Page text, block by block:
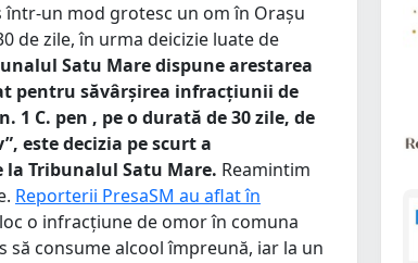
într-un mod grotesc un om în Orașu
de zile, în urma deicizie luate de
Satu Mare dispune arestarea
pentru săvârşirea infracţiunii de
1 C. pen , pe o durată de 30 zile, de
este decizia pe scurt a
Tribunalul Satu Mare. Reamintim
Reporterii PresaSM au aflat în
o infracțiune de omor în comuna
să consume alcool împreună, iar la un